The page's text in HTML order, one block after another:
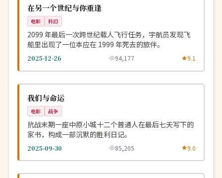
美国
在另一个世纪与你重逢
电影 科幻
2099 年最后一次跨世纪载人飞行任务，宇航员发现飞
船里出现了一位本应在 1999 年死去的旅伴。
2025-12-26 94,177 9.1
中国
我们与命运
电影 战争
抗战末期一座中原小城十二个普通人在最后七天写下的
家书，构成一部沉默的胜利日记。
2025-09-30 85,205 9.0